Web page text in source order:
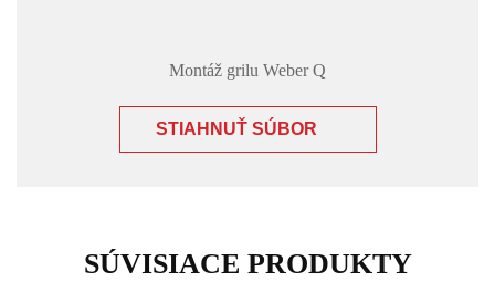
Montáž grilu Weber Q
STIAHNUŤ SÚBOR
SÚVISIACE PRODUKTY